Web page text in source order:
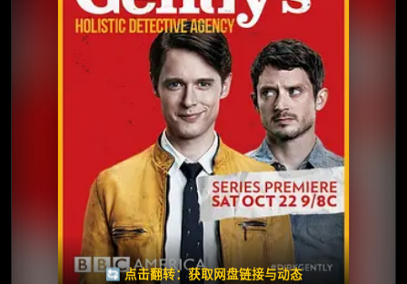
🔄 点击翻转：获取网盘链接与动态
夸克网盘
失效请反馈
🧧️
天天领红包